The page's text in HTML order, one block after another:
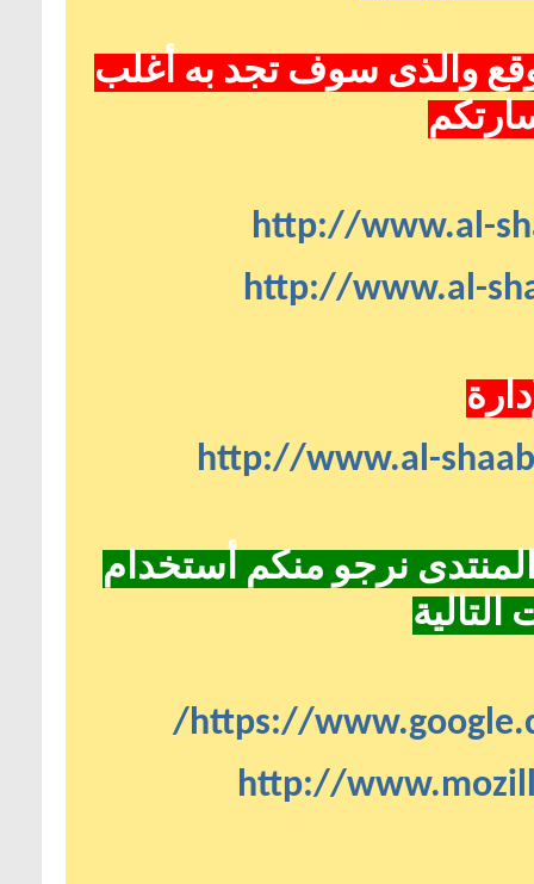
والذى سوف تجد به أغلب
http://www.al-
http://www.al-
http://www.al-
نرجو منكم أستخدام
https://
http://